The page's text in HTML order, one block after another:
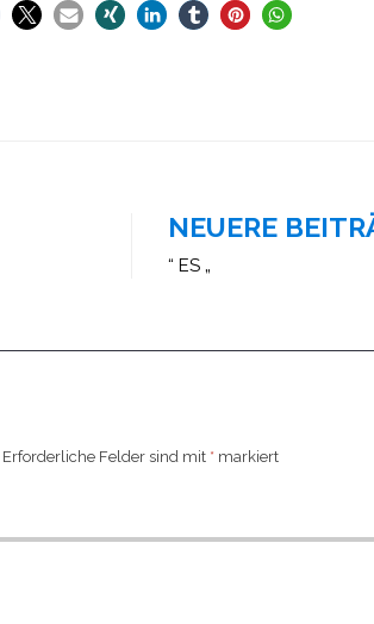
NEUERE
“ ES „
Erforderliche Felder sind mit * markiert